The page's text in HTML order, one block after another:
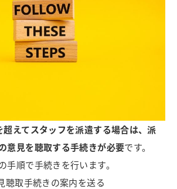
えてスタッフを派遣する場合は、派
意見を聴取する手続きが必要です。
手順で手続きを行います。
聴取手続きの案内を送る